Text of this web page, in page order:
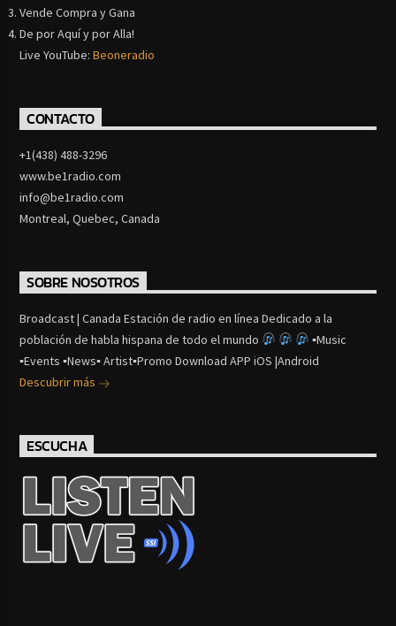
Vende Compra y Gana
De por Aquí y por Alla!
Live YouTube:Beoneradio
CONTACTO
+1(438) 488-3296
www.be1radio.com
info@be1radio.com
Montreal, Quebec, Canada
SOBRE NOSOTROS
Broadcast | Canada Estación de radio en línea Dedicado a la
población de habla hispana de todo el mundo
▪Music
▪Events ▪News▪ Artist▪Promo Download APP iOS |Android
Descubrir más
ESCUCHA